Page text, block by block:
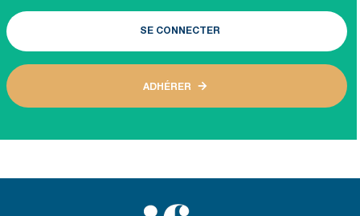
SE CONNECTER
ADHÉRER